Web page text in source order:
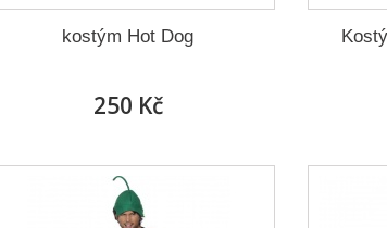
kostým Hot Dog
250 Kč